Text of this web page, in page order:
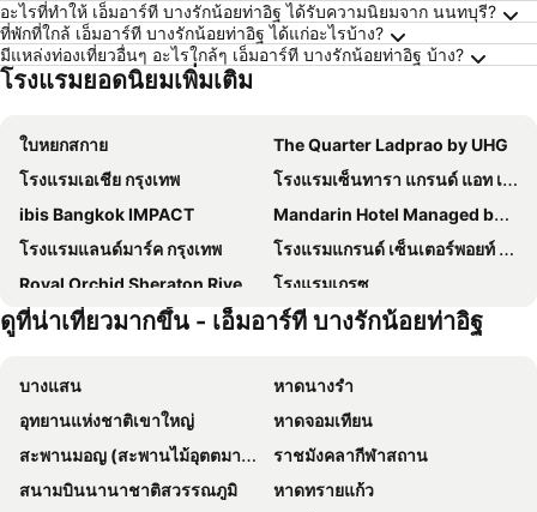
อะไรที่ทำให้ เอ็มอาร์ที บางรักน้อยท่าอิฐ ได้รับความนิยมจาก นนทบุรี?
ที่พักที่ใกล้ เอ็มอาร์ที บางรักน้อยท่าอิฐ ได้แก่อะไรบ้าง?
มีแหล่งท่องเที่ยวอื่นๆ อะไรใกล้ๆ เอ็มอาร์ที บางรักน้อยท่าอิฐ บ้าง?
โรงแรมยอดนิยมเพิ่มเติม
ใบหยกสกาย
The Quarter Ladprao by UHG
โรงแรมเอเชีย กรุงเทพ
โรงแรมเซ็นทารา แกรนด์ แอท เซ็นทรัลพลาซ่าลาดพร้าว กรุงเทพฯ
ibis Bangkok IMPACT
Mandarin Hotel Managed by Centre Point
โรงแรมแลนด์มาร์ค กรุงเทพ
โรงแรมแกรนด์ เซ็นเตอร์พอยท์ เทอร์มินัล 21
Royal Orchid Sheraton Riverside Hotel Bangkok
โรงแรมเกรซ
โรงแรม เดอะ เบอร์เคลีย์ โฮเต็ล ประตูน้ำ
โรงแรมชาเทรียม ริเวอร์ไซด์ กรุงเทพฯ
Grand Mercure Bangkok Atrium
โรงแรม พูลแมน กรุงเทพ จี
โรงแรมแอมบาสซาเดอร์ กรุงเทพฯ
Shangri-La Bangkok
Grande Centre Point Lumphini Bangkok
โรงแรม มิราเคิล แกรนด์ คอนเวนชั่น
Nysa Hotel Bangkok
The President Hotel at Chokchai 4
ดูที่น่าเที่ยวมากขึ้น - เอ็มอาร์ที บางรักน้อยท่าอิฐ
บางแสน
หาดนางรำ
อุทยานแห่งชาติเขาใหญ่
หาดจอมเทียน
สะพานมอญ (สะพานไม้อุตตมานุสรณ์)
ราชมังคลากีฬาสถาน
สนามบินนานาชาติสวรรณภูมิ
หาดทรายแก้ว